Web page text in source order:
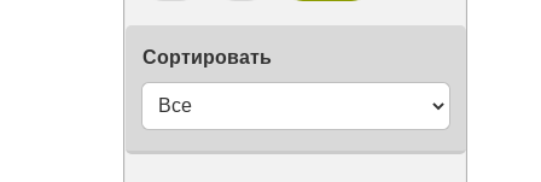
Otani
Ovation
Ozka
Pace
Petlas
Сортировать